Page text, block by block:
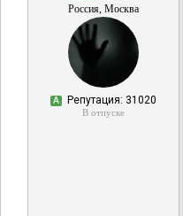
Россия, Москва
А Репутация: 31020
В отпуске